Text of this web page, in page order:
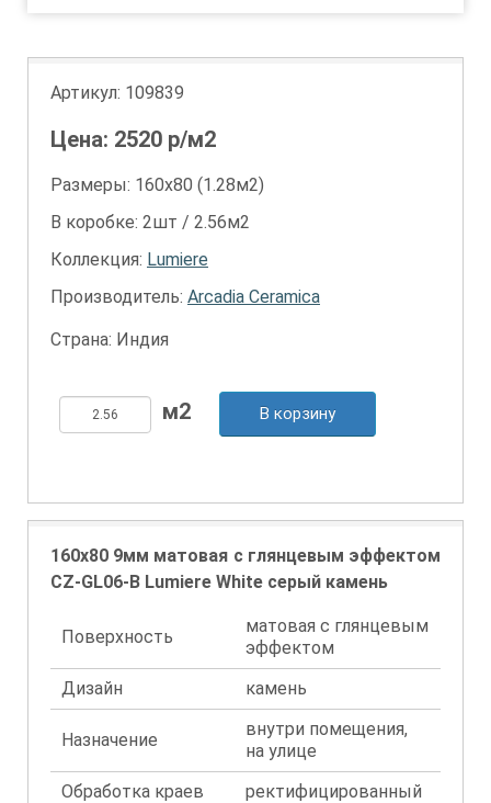
Артикул: 109839
Цена: 2520 р/м2
Размеры: 160х80 (1.28м2)
В коробке: 2шт / 2.56м2
Коллекция: Lumiere
Производитель: Arcadia Ceramica
Страна: Индия
В корзину
160x80 9мм матовая с глянцевым эффектом
CZ-GL06-B Lumiere White серый камень
Поверхность
матовая с глянцевым
эффектом
Дизайн
камень
Назначение
внутри помещения,
на улице
Обработка краев
ректифицированный